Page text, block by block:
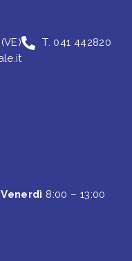
T. 041 442820
8:00 – 13:00